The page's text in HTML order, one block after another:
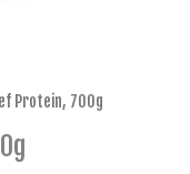
Protein, 700g